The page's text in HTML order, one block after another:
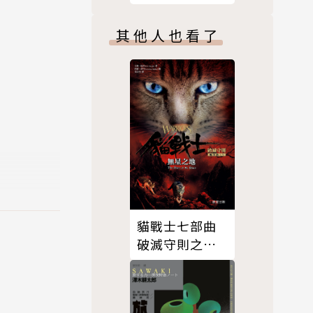
中藥、
斷為籌
而長毛
其他人也看了
貓戰士七部曲
破滅守則之
五：無星之地